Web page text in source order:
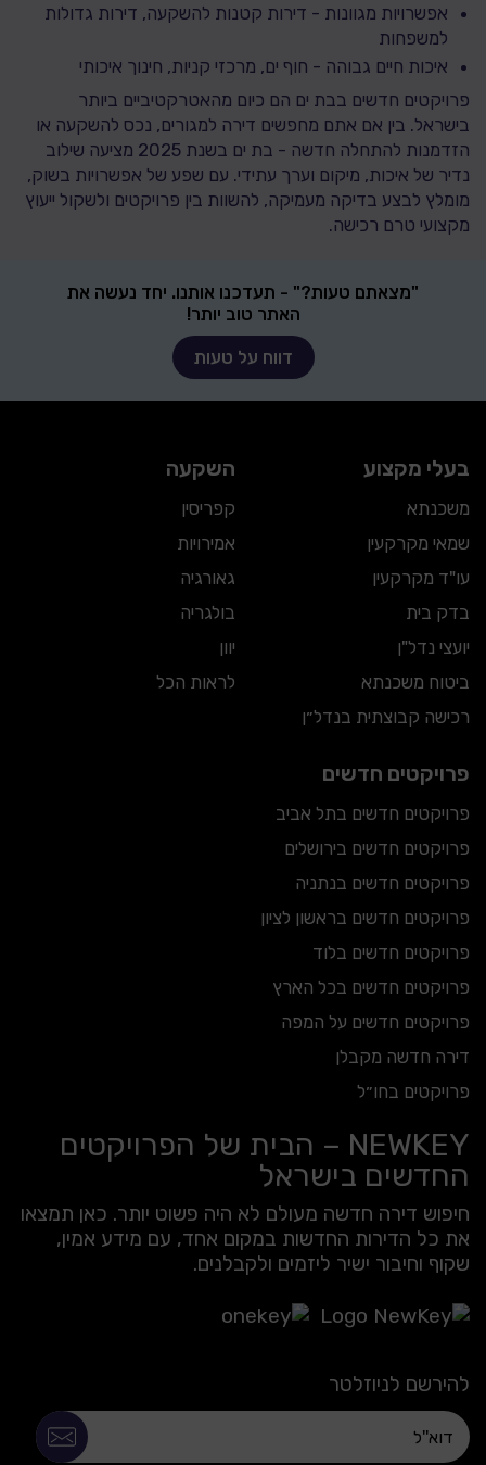
אפשרויות מגוונות - דירות קטנות להשקעה, דירות גדולות
למשפחות
איכות חיים גבוהה - חוף ים, מרכזי קניות, חינוך איכותי
פרויקטים חדשים בבת ים הם כיום מהאטרקטיביים ביותר
בישראל. בין אם אתם מחפשים דירה למגורים, נכס להשקעה או
הזדמנות להתחלה חדשה - בת ים בשנת 2025 מציעה שילוב
נדיר של איכות, מיקום וערך עתידי. עם שפע של אפשרויות בשוק,
מומלץ לבצע בדיקה מעמיקה, להשוות בין פרויקטים ולשקול ייעוץ
מקצועי טרם רכישה.
"מצאתם טעות?" - תעדכנו אותנו. יחד נעשה את
האתר טוב יותר!
דווח על טעות
NEWKEY – הבית של הפרויקטים
החדשים בישראל
חיפוש דירה חדשה מעולם לא היה פשוט יותר. כאן תמצאו
את כל הדירות החדשות במקום אחד, עם מידע אמין,
שקוף וחיבור ישיר ליזמים ולקבלנים.
להירשם לניוזלטר
פרויקטים חדשים
פרויקטים חדשים בתל אביב
פרויקטים חדשים בירושלים
פרויקטים חדשים בנתניה
פרויקטים חדשים בראשון לציון
פרויקטים חדשים בלוד
פרויקטים חדשים בכל הארץ
פרויקטים חדשים על המפה
דירה חדשה מקבלן
פרויקטים בחו״ל
בעלי מקצוע
משכנתא
שמאי מקרקעין
עו"ד מקרקעין
בדק בית
יועצי נדל"ן
ביטוח משכנתא
רכישה קבוצתית בנדל״ן
השקעה
קפריסין
אמירויות
גאורגיה
בולגריה
יוון
לראות הכל